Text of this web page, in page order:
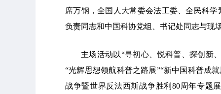
席万钢，全国人大常委会法工委、全民科
负责同志和中国科协党组、书记处同志与现
主场活动以“寻初心、悦科普、探创新
“光辉思想领航科普之路展”“新中国科普成
战争暨世界反法西斯战争胜利80周年专题